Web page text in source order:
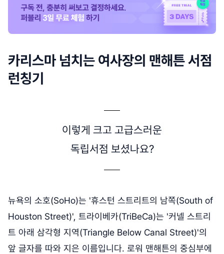
카리스마 넘치는 여사장의 맨해튼 서점
런칭기
이렇게 크고 고급스러운
독립서점 보셨나요?
뉴욕의 소호(SoHo)는 '휴스턴 스트리트의 남쪽(South of
Houston Street)', 트라이베카(TriBeCa)는 '커넬 스트리
트 아래 삼각형 지역(Triangle Below Canal Street)'의
앞 글자를 따와 지은 이름입니다. 로워 맨해튼의 중심부에